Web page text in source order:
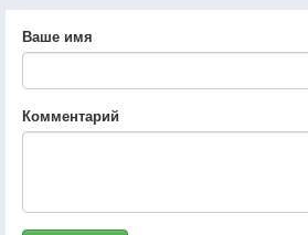
Ваше имя
Комментарий